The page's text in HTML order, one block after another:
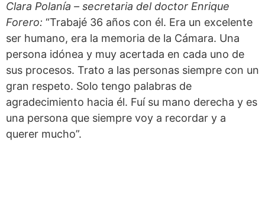
Clara Polanía – secretaria del doctor Enrique
Forero: “Trabajé 36 años con él. Era un excelente
ser humano, era la memoria de la Cámara. Una
persona idónea y muy acertada en cada uno de
sus procesos. Trato a las personas siempre con un
gran respeto. Solo tengo palabras de
agradecimiento hacia él. Fuí su mano derecha y es
una persona que siempre voy a recordar y a
querer mucho”.